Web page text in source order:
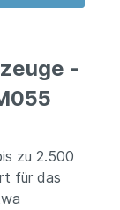
-
zu 2.500
für das